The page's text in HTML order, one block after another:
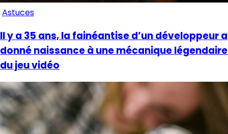
Astuces
Il y a 35 ans, la fainéantise d’un développeur a
donné naissance à une mécanique légendaire
du jeu vidéo